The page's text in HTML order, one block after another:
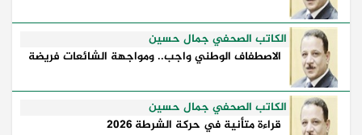
الكاتب الصحفي جمال حسين
الاصطفاف الوطني واجب.. ومواجهة الشائعات فريضة
الكاتب الصحفي جمال حسين
قراءة متأنية في حركة الشرطة 2026